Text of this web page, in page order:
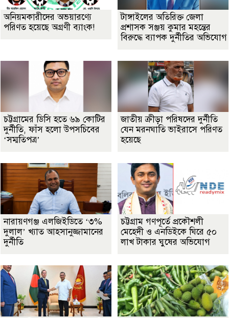
অনিয়মকারীদের অভয়ারণ্যে
পরিণত হয়েছে অগ্রণী ব্যাংক!
টাঙ্গাইলের অতিরিক্ত জেলা
প্রশাসক সঞ্জয় কুমার মহন্তের
বিরুদ্ধে ব্যাপক দুর্নীতির অভিযোগ
চট্টগ্রামের ডিসি হতে ৬৯ কোটির
দুর্নীতি, ফাঁস হলো উপসচিবের
‘সম্মতিপত্র’
জাতীয় ক্রীড়া পরিষদের দুর্নীতি
যেন মরনঘাতি ভাইরাসে পরিণত
হয়েছে
নারায়ণগঞ্জ এলজিইডিতে ‘৩%
দুলাল’ খ্যাত আহসানুজ্জামানের
দুর্নীতি
চট্টগ্রাম গণপূর্তে প্রকৌশলী
মেহেদী ও এনডিইকে ঘিরে ৫০
লাখ টাকার ঘুষের অভিযোগ